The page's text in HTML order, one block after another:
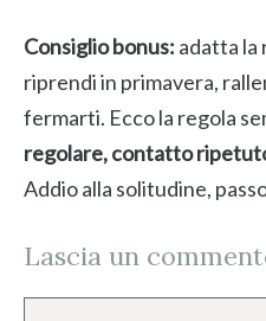
Consiglio bonus: adatta la
riprendi in primavera,
fermarti. Ecco la regola
regolare, contatto
Addio alla solitudine,
Lascia un